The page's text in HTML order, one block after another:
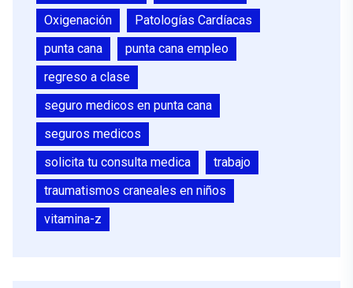
Oxigenación
Patologías Cardíacas
punta cana
punta cana empleo
regreso a clase
seguro medicos en punta cana
seguros medicos
solicita tu consulta medica
trabajo
traumatismos craneales en niños
vitamina-z